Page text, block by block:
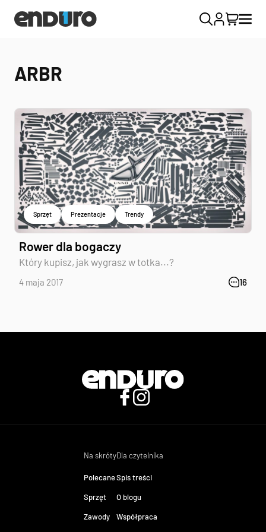
ARBR
Sprzęt Prezentacje Trendy
Rower dla bogaczy
Który kupisz, jak wygrasz w totka...?
4 maja 2017 16
Na skróty
Polecane
Sprzęt
Zawody
Dla czytelnika
Spis treści
O blogu
Współpraca